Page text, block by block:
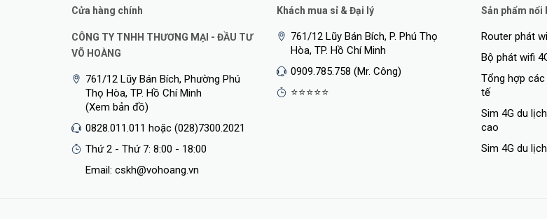
TP-Link Deco XE75 Pro hỗ trợ 3 băng tần với băng thông cực cao lên đến
, mang đến Internet
nghiệm không bị giật lag khi streaming 8K, chơi game nói không với lag, hỗ trợ tốt với VR/AR.
Cửa hàng chính
CÔNG TY TNHH THƯƠNG MẠI - ĐẦU TƯ
VÕ HOÀNG
761/12 Lũy Bán Bích, Phường Phú
Thọ Hòa, TP. Hồ Chí Minh
(Xem bản đồ)
0828.011.011 hoặc (028)7300.2021
Thứ 2 - Thứ 7: 8:00 - 18:00
Email: cskh@vohoang.vn
Khách mua sỉ & Đại lý
761/12 Lũy Bán Bích, P. Phú Thọ
Hòa, TP. Hồ Chí Minh
0909.785.758 (Mr. Công)
⭐⭐⭐⭐⭐
Sản phẩm nổi
Router phát
Bộ phát wifi
Tổng hợp
tế
Sim 4G du
cao
Sim 4G du